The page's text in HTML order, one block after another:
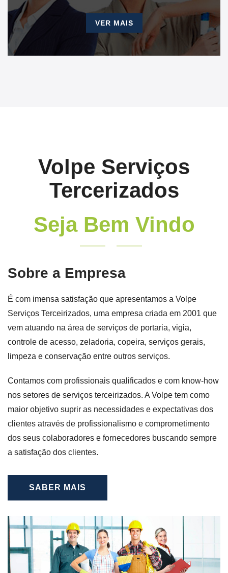
VER MAIS
Volpe Serviços
Tercerizados
Seja Bem Vindo
Sobre a Empresa
É com imensa satisfação que apresentamos a Volpe
Serviços Terceirizados, uma empresa criada em 2001 que
vem atuando na área de serviços de portaria, vigia,
controle de acesso, zeladoria, copeira, serviços gerais,
limpeza e conservação entre outros serviços.
Contamos com profissionais qualificados e com know-how
nos setores de serviços terceirizados. A Volpe tem como
maior objetivo suprir as necessidades e expectativas dos
clientes através de profissionalismo e comprometimento
dos seus colaboradores e fornecedores buscando sempre
a satisfação dos clientes.
SABER MAIS